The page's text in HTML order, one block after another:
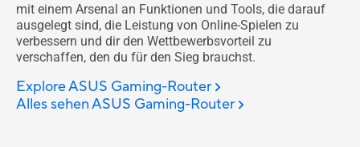
mit einem Arsenal an Funktionen und Tools, die darauf
ausgelegt sind, die Leistung von Online-Spielen zu
verbessern und dir den Wettbewerbsvorteil zu
verschaffen, den du für den Sieg brauchst.
Explore ASUS Gaming-Router
Alles sehen ASUS Gaming-Router